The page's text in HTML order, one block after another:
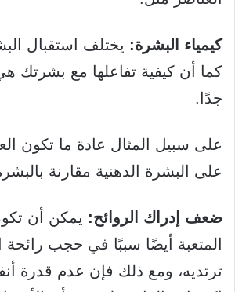
كيمياء البشرة: يختلف استقبال
كما أن كيفية تفاعلها مع بشرتك
جدًا.
على سبيل المثال عادة ما تكون
على البشرة الدهنية مقارنة
ضعف إدراك الروائح: يمكن أن
المتعبة أيضًا سببًا في حجب رائحة
ترتديه، ومع ذلك فإن عدم قدرة